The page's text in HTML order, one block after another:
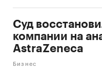
Суд
компании на
AstraZeneca
Бизнес